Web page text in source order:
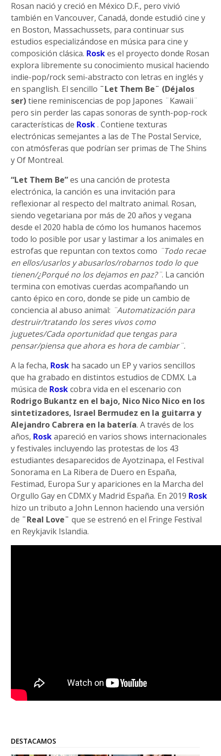
Rosan nació y creció en México D.F., pero vivió
también en Vancouver, Canadá, donde estudió cine y
en Boston, Massachussets, para continuar sus
estudios especializándose en música para cine y
composición clásica. Roskes el proyecto donde Rosan
explora libremente su conocimiento musical haciendo
indie-pop/rock semi-abstracto con letras en inglés y
en spanglish. El sencillo ¨Let Them Be¨ (Déjalos
ser)tiene reminiscencias de pop Japones ¨Kawaii¨
pero sin perder las capas sonoras de synth-pop-rock
características de Rosk. Contiene texturas
electrónicas semejantes a las de The Postal Service,
con atmósferas que podrían ser primas de The Shins
y Of Montreal.
“Let Them Be”es una canción de protesta
electrónica, la canción es una invitación para
reflexionar al respecto del maltrato animal. Rosan,
siendo vegetariana por más de 20 años y vegana
desde el 2020 habla de cómo los humanos hacemos
todo lo posible por usar y lastimar a los animales en
estrofas que repuntan con textos como ¨Todo recae
en ellos/usarlos y abusarlos/robarnos todo lo que
tienen/¿Porqué no los dejamos en paz?¨. La canción
termina con emotivas cuerdas acompañando un
canto épico en coro, donde se pide un cambio de
conciencia al abuso animal: ¨Automatización para
destruir/tratando los seres vivos como
juguetes/Cada oportunidad que tengas para
pensar/piensa que ahora es hora de cambiar¨.
A la fecha, Rosk ha sacado un EP y varios sencillos
que ha grabado en distintos estudios de CDMX. La
música de Roskcobra vida en el escenario con
Rodrigo Bukantz en el bajo, Nico Nico Nico en los
sintetizadores, Israel Bermudez en la guitarra y
Alejandro Cabrera en la batería. A través de los
años, Roskapareció en varios shows internacionales
y festivales incluyendo las protestas de los 43
estudiantes desaparecidos de Ayotzinapa, el Festival
Sonorama en La Ribera de Duero en España,
Festimad, Europa Sur y apariciones en la Marcha del
Orgullo Gay en CDMX y Madrid España. En 2019 Rosk
hizo un tributo a John Lennon haciendo una versión
de ¨Real Love¨ que se estrenó en el Fringe Festival
en Reykjavik Islandia.
DESTACAMOS